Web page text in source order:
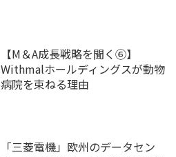
【M＆A 成長戦略を聞く⑥】
Withmalホールディングスが動物
病院を束ねる理由
「三菱電機」欧州のデータセン